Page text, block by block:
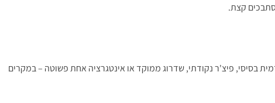
קצת.
בסיסי, פיצ'ר נקודתי, שדרוג ממוקד או אינטגרציה אחת פשוטה – במקרים